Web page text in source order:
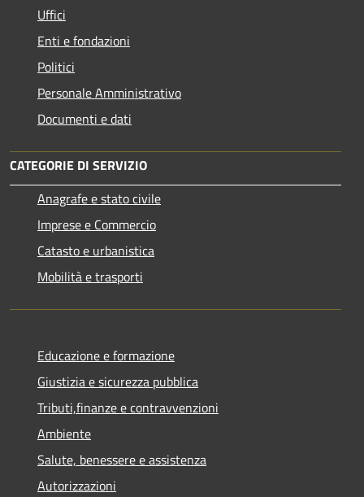
Uffici
Enti e fondazioni
Politici
Personale Amministrativo
Documenti e dati
CATEGORIE DI SERVIZIO
Anagrafe e stato civile
Imprese e Commercio
Catasto e urbanistica
Mobilità e trasporti
Educazione e formazione
Giustizia e sicurezza pubblica
Tributi,finanze e contravvenzioni
Ambiente
Salute, benessere e assistenza
Autorizzazioni